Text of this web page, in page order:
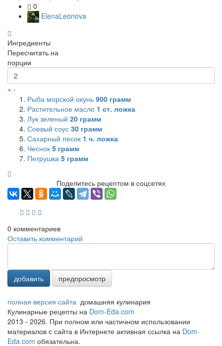
0
ElenaLeonova
Ингредиенты
Пересчитать на
порции
+ -
Рыба морской окунь 900 грамм
Растительное масло 1 ст. ложка
Лук зеленый 20 грамм
Соевый соус 30 грамм
Сахарный песок 1 ч. ложка
Чеснок 5 грамм
Петрушка 5 грамм
Поделитесь рецептом в соцсетях
0 комментариев
Оставить комментарий
добавить предпросмотр
полная версия сайта домашняя кулинария
Кулинарные рецепты на Dom-Eda.com
2013 - 2026. При полном или частичном использовании
материалов с сайта в Интернете активная ссылка на Dom-
Eda.com обязательна.